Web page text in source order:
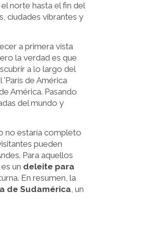
norte hasta el fin del
ciudades vibrantes y
a primera vista
la verdad es que
a lo largo del
de América
América. Pasando
del mundo y
no estaría completo
pueden
Para aquellos
un deleite para
En resumen, la
de Sudamérica, un